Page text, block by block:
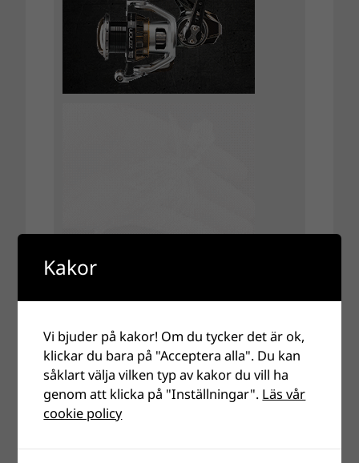
Kakor
Vi bjuder på kakor! Om du tycker det är ok,
klickar du bara på "Acceptera alla". Du kan
såklart välja vilken typ av kakor du vill ha
genom att klicka på "Inställningar". Läs vår
cookie policy